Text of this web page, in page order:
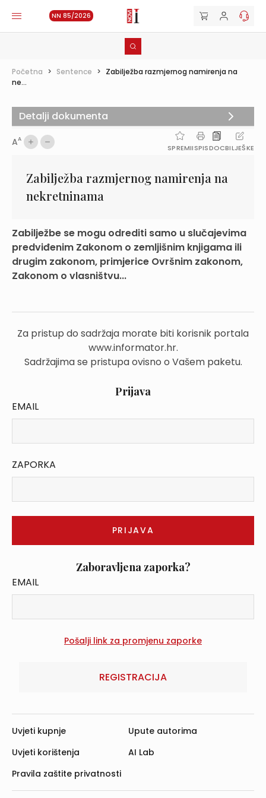
NN 85/2026
Početna > Sentence > Zabilježba razmjernog namirenja na
ne...
AA
SPREMIISPISDOCBILJEŠKE
Zabilježba razmjernog namirenja na
nekretninama
Zabilježbe se mogu odrediti samo u slučajevima
predviđenim Zakonom o zemljišnim knjigama ili
drugim zakonom, primjerice Ovršnim zakonom,
Zakonom o vlasništvu...
Za pristup do sadržaja morate biti korisnik portala
www.informator.hr.
Sadržajima se pristupa ovisno o Vašem paketu.
Prijava
EMAIL
ZAPORKA
Zaboravljena zaporka?
EMAIL
REGISTRACIJA
Detalji dokumenta
Uvjeti kupnje
Uvjeti korištenja
Pravila zaštite privatnosti
Upute autorima
AI Lab